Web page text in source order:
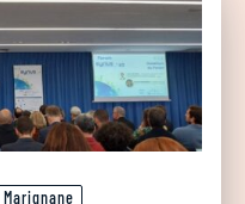
Marignane